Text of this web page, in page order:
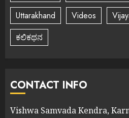
Uttarakhand
Videos
ಕಲಿಕಥನ
CONTACT INFO
Vishwa Samvada Kendra,